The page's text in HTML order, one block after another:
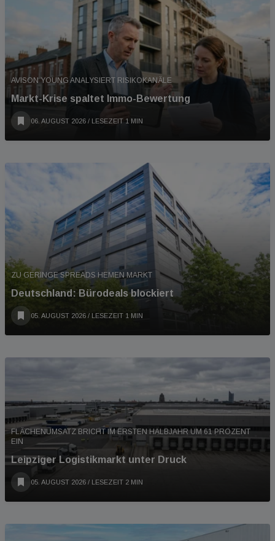
AVISON YOUNG ANALYSIERT RISIKOKANÄLE
Markt-Krise spaltet Immo-Bewertung
06. AUGUST 2026 / LESEZEIT 1 MIN
ZU GERINGE SPREADS HEMEN MARKT
Deutschland: Bürodeals blockiert
05. AUGUST 2026 / LESEZEIT 1 MIN
FLÄCHENUMSATZ BRICHT IM ERSTEN HALBJAHR UM 61 PROZENT
EIN
Leipziger Logistikmarkt unter Druck
05. AUGUST 2026 / LESEZEIT 2 MIN